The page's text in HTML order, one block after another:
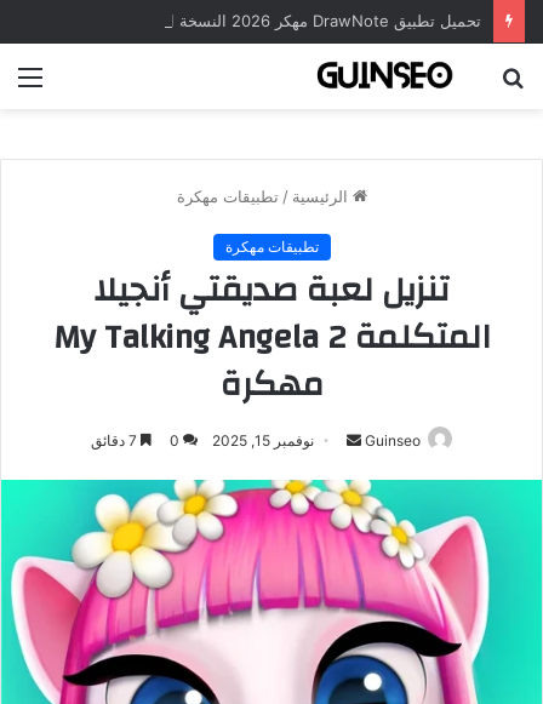
الرئيسية / تطبيقات مهكرة
تطبيقات مهكرة
تنزيل لعبة صديقتي أنجيلا
المتكلمة My Talking Angela 2
مهكرة
Guinseo
أرسل
إلكترونيا
نوفمبر 15, 2025 0